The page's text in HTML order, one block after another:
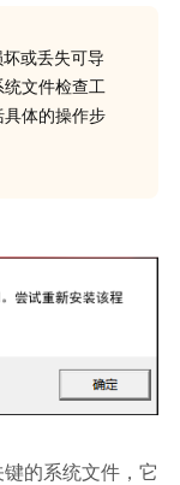
或丢失可导
文件检查工
具体的操作步
键的系统文件，它